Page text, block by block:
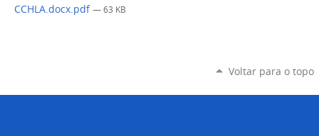
CCHLA.docx.pdf — 63 KB
Voltar para o topo